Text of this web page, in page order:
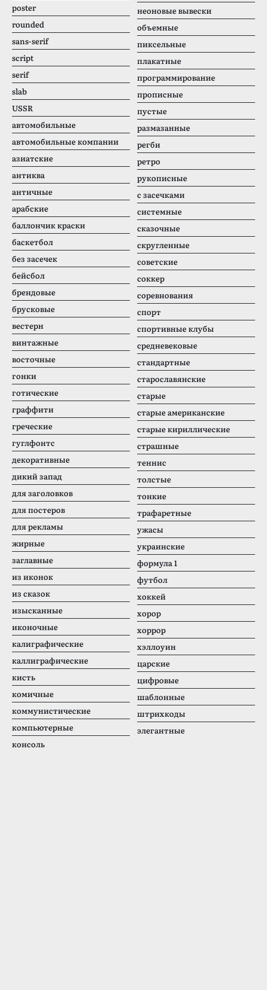
poster
rounded
sans-serif
script
serif
slab
USSR
автомобильные
автомобильные компании
азиатские
антиква
античные
арабские
баллончик краски
баскетбол
без засечек
бейсбол
брендовые
брусковые
вестерн
винтажные
восточные
гонки
готические
граффити
греческие
гуглфонтс
декоративные
дикий запад
для заголовков
для постеров
для рекламы
жирные
заглавные
из иконок
из сказок
изысканные
иконочные
калиграфические
каллиграфические
кисть
комичные
коммунистические
компьютерные
консоль
неоновые вывески
объемные
пиксельные
плакатные
программирование
прописные
пустые
размазанные
регби
ретро
рукописные
с засечками
системные
сказочные
скругленные
советские
соккер
соревнования
спорт
спортивные клубы
средневековые
стандартные
старославянские
старые
старые американские
старые кириллические
страшные
теннис
толстые
тонкие
трафаретные
ужасы
украинские
формула 1
футбол
хоккей
хорор
хоррор
хэллоуин
царские
цифровые
шаблонные
штрихкоды
элегантные